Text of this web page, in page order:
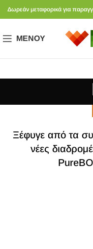
Δωρεάν μεταφορικά για
ΜΕΝΟΎ
Ξέφυγε από τα
νέες